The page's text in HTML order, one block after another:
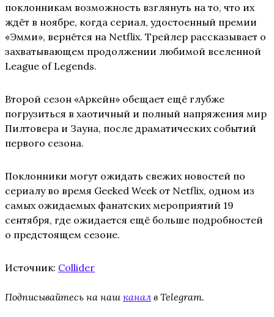
поклонникам возможность взглянуть на то, что их
ждёт в ноябре, когда сериал, удостоенный премии
«Эмми», вернётся на Netflix. Трейлер рассказывает о
захватывающем продолжении любимой вселенной
League of Legends.
Второй сезон «Аркейн» обещает ещё глубже
погрузиться в хаотичный и полный напряжения мир
Пилтовера и Зауна, после драматических событий
первого сезона.
Поклонники могут ожидать свежих новостей по
сериалу во время Geeked Week от Netflix, одном из
самых ожидаемых фанатских мероприятий 19
сентября, где ожидается ещё больше подробностей
о предстоящем сезоне.
Источник: Collider
Подписывайтесь на наш канал в Telegram.